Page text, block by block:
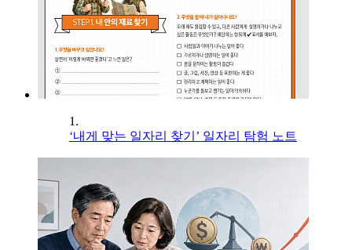
1.
‘내게 맞는 일자리 찾기’ 일자리 탐험 노트